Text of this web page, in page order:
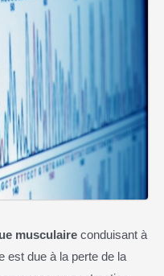
musculaire conduisant à
est due à la perte de la